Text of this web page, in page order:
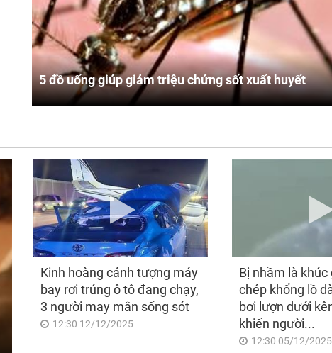
5 đồ uống giúp giảm triệu chứng sốt xuất huyết
Kinh hoàng cảnh tượng máy
bay rơi trúng ô tô đang chạy,
3 người may mắn sống sót
12:30 12/12/2025
Bị nhầm là khúc
chép khổng lồ
bơi lượn dưới
khiến người...
12:30 05/12/2025